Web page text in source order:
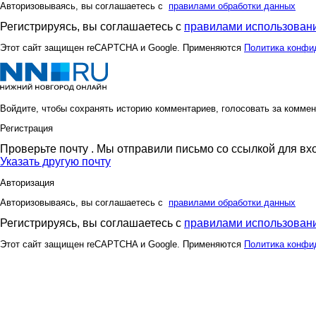
Авторизовываясь, вы соглашаетесь с правилами обработки данных
Регистрируясь, вы соглашаетесь с правилами
Этот сайт защищен reCAPTCHA и Google. Применяются Политика
Войдите, чтобы сохранять историю комментариев, голосовать за
Регистрация
Проверьте почту . Мы отправили письмо со ссылкой для
Указать другую почту
Авторизация
Авторизовываясь, вы соглашаетесь с правилами обработки данных
Регистрируясь, вы соглашаетесь с правилами
Этот сайт защищен reCAPTCHA и Google. Применяются Политика